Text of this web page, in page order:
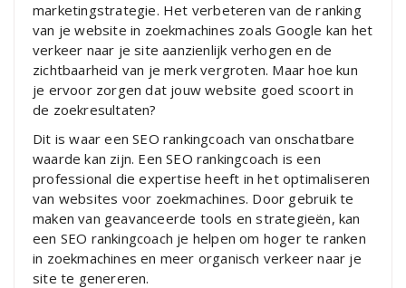
marketingstrategie. Het verbeteren van de ranking
van je website in zoekmachines zoals Google kan het
verkeer naar je site aanzienlijk verhogen en de
zichtbaarheid van je merk vergroten. Maar hoe kun
je ervoor zorgen dat jouw website goed scoort in
de zoekresultaten?
Dit is waar een SEO rankingcoach van onschatbare
waarde kan zijn. Een SEO rankingcoach is een
professional die expertise heeft in het optimaliseren
van websites voor zoekmachines. Door gebruik te
maken van geavanceerde tools en strategieën, kan
een SEO rankingcoach je helpen om hoger te ranken
in zoekmachines en meer organisch verkeer naar je
site te genereren.